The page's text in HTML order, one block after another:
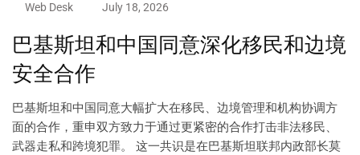
Web Desk July 18, 2026
巴基斯坦和中国同意深化移民和边境
安全合作
巴基斯坦和中国同意大幅扩大在移民、边境管理和机构协调方
面的合作，重申双方致力于通过更紧密的合作打击非法移民、
武器走私和跨境犯罪。 这一共识是在巴基斯坦联邦内政部长莫